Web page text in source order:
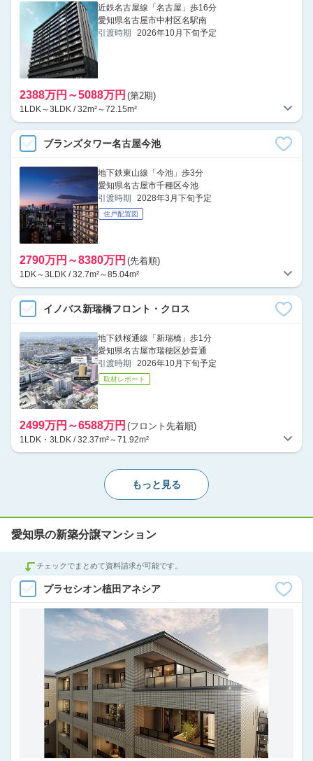
近鉄名古屋線「名古屋」歩16分
愛知県名古屋市中村区名駅南
引渡時期
2026年10月下旬予定
2388万円～5088万円 (第2期)
1LDK～3LDK / 32m²～72.15m²
ブランズタワー名古屋今池
地下鉄東山線「今池」歩3分
愛知県名古屋市千種区今池
引渡時期
2028年3月下旬予定
住戸配置図
2790万円～8380万円 (先着順)
1DK～3LDK / 32.7m²～85.04m²
イノバス新瑞橋フロント・クロス
地下鉄桜通線「新瑞橋」歩1分
愛知県名古屋市瑞穂区妙音通
引渡時期
2026年10月下旬予定
取材レポート
2499万円～6588万円 (フロント先着順)
1LDK・3LDK / 32.37m²～71.92m²
もっと見る
愛知県の新築分譲マンション
チェックでまとめて資料請求が可能です。
プラセシオン植田アネシア